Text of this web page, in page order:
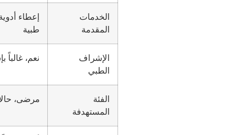
الخدمات
المقدمة
إعطاء
طبية
الإشراف
الطبي
نعم،
الفئة
المستهدفة
مرضى،